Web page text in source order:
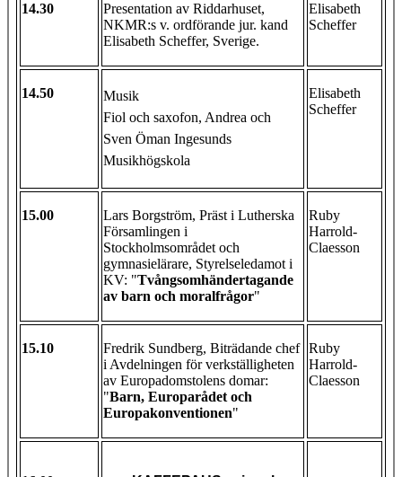
14.30
Presentation av Riddarhuset,
NKMR:s v. ordförande jur. kand
Elisabeth Scheffer, Sverige.
Elisabeth
Scheffer
14.50
Musik
Fiol och saxofon, Andrea och
Sven Öman Ingesunds
Musikhögskola
Elisabeth
Scheffer
15.00
Lars Borgström, Präst i Lutherska
Församlingen i
Stockholmsområdet och
gymnasielärare, Styrelseledamot i
KV: "Tvångsomhändertagande
av barn och moralfrågor"
Ruby
Harrold-
Claesson
15.10
Fredrik Sundberg, Biträdande chef
i Avdelningen för verkställigheten
av Europadomstolens domar:
"Barn, Europarådet och
Europakonventionen"
Ruby
Harrold-
Claesson